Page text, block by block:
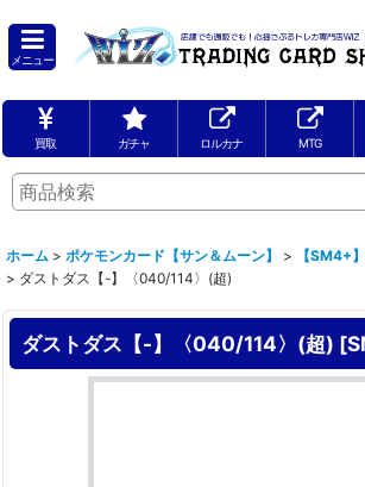
メニュー
買取 ガチャ ロルカナ MTG
ホーム > ポケモンカード【サン＆ムーン】 >
【SM4+
> ダストダス【-】〈040/114〉(超)
ダストダス【-】〈040/114〉(超) [